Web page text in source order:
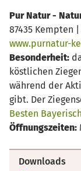
Pur Natur -
87435 Kempten |
www.purnatur-
Besonderheit:
köstlichen
während der
gibt. Der
Besten
Öffnungszeiten:
Downloads